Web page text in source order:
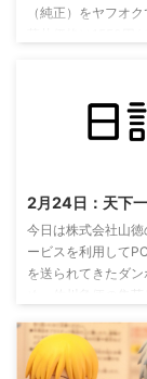
（純正）をヤフオク
だったのでまずまず
ラボ用においてる
ントローラーを増や
2月24日：天下
今日は株式会社山
ービスを利用して
を送られてきたダ
https://
s/